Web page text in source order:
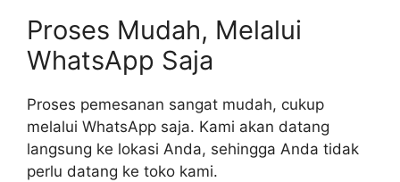
Proses Mudah, Melalui
WhatsApp Saja
Proses pemesanan sangat mudah, cukup
melalui WhatsApp saja. Kami akan datang
langsung ke lokasi Anda, sehingga Anda tidak
perlu datang ke toko kami.